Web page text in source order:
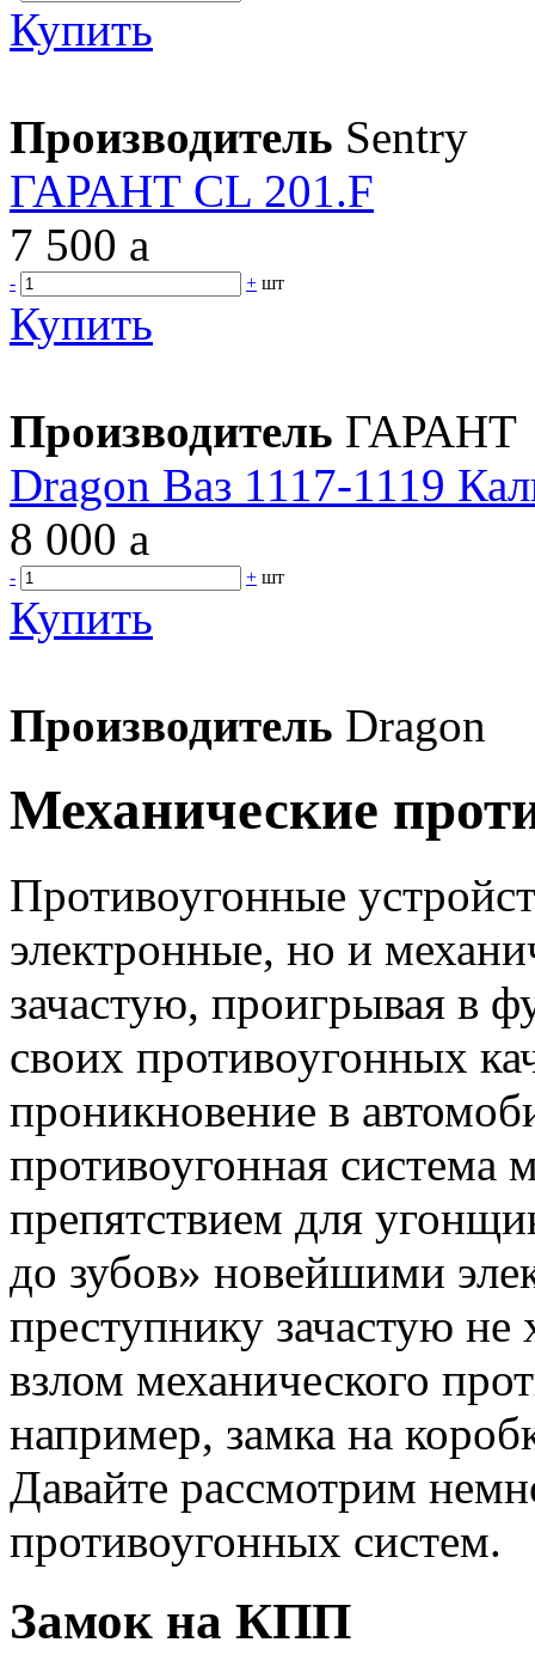
Купить
Производитель Sentry
ГАРАНТ CL 201.F
7 500 a
- + шт
Купить
Производитель ГАРАНТ
Dragon Ваз 1117-1119
8 000 a
- + шт
Купить
Производитель Dragon
Механические
Противоугонные
электронные, но и
зачастую, проигрывая в
своих противоугонных
проникновение в
противоугонная система
препятствием для
до зубов» новейшими
преступнику зачастую не
взлом механического
например, замка на
Давайте рассмотрим
противоугонных систем.
Замок на КПП